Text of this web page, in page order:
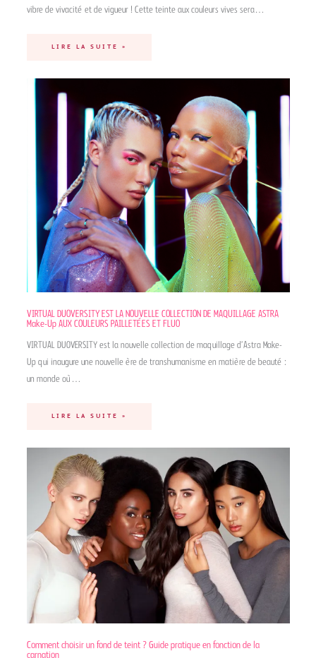
vibre de vivacité et de vigueur ! Cette teinte aux couleurs vives sera…
LIRE LA SUITE »
VIRTUAL DUOVERSITY EST LA NOUVELLE COLLECTION DE MAQUILLAGE ASTRA
Make-Up AUX COULEURS PAILLETÉES ET FLUO
VIRTUAL DUOVERSITY est la nouvelle collection de maquillage d’Astra Make-
Up qui inaugure une nouvelle ère de transhumanisme en matière de beauté :
un monde où…
LIRE LA SUITE »
Comment choisir un fond de teint ? Guide pratique en fonction de la
carnation